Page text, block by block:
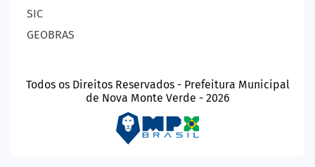
SIC
GEOBRAS
Todos os Direitos Reservados - Prefeitura Municipal
de Nova Monte Verde - 2026